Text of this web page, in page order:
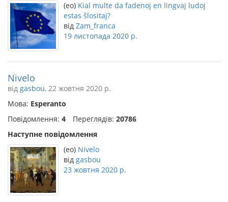
(eo) Kial multe da fadenoj en lingvaj ludoj
estas ŝlositaj?
від Zam_franca
19 листопада 2020 р.
Nivelo
від gasbou, 22 жовтня 2020 р.
Мова: Esperanto
Повідомлення: 4 Переглядів: 20786
Наступне повідомлення
(eo) Nivelo
від gasbou
23 жовтня 2020 р.